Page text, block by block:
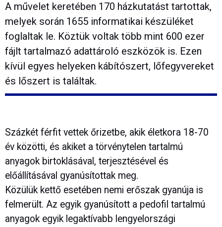
A művelet keretében 170 házkutatást tartottak,
melyek során 1655 informatikai készüléket
foglaltak le. Köztük voltak több mint 600 ezer
fájlt tartalmazó adattároló eszközök is. Ezen
kívül egyes helyeken kábítószert, lőfegyvereket
és lőszert is találtak.
Százkét férfit vettek őrizetbe, akik életkora 18-70
év közötti, és akiket a törvénytelen tartalmú
anyagok birtoklásával, terjesztésével és
előállításával gyanúsítottak meg.
Közülük kettő esetében nemi erőszak gyanúja is
felmerült. Az egyik gyanúsított a pedofil tartalmú
anyagok egyik legaktívabb lengyelországi